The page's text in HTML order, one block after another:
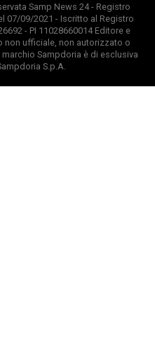
Samp News 24 - Registro
07/09/2021 - Iscritto al Registro
- PI 11028660014 Editore e
non ufficiale, non autorizzato o
Sampdoria è di esclusiva
S.p.A.